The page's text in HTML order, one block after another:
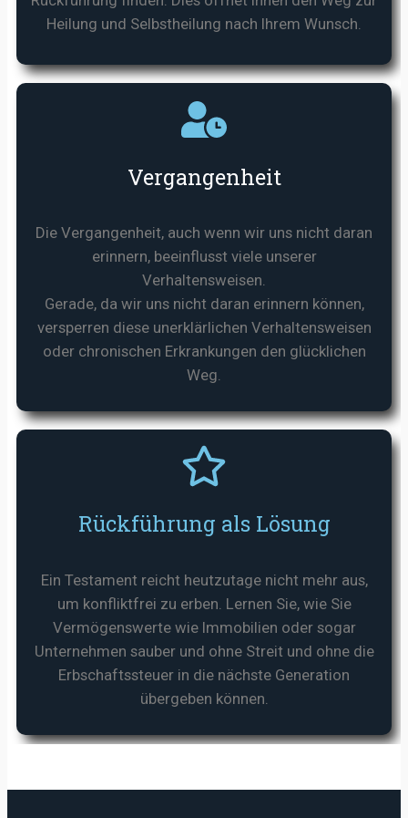
Heilung und Selbstheilung nach Ihrem Wunsch.
Vergangenheit
Die Vergangenheit, auch wenn wir uns nicht daran
erinnern, beeinflusst viele unserer
Verhaltensweisen.
Gerade, da wir uns nicht daran erinnern können,
versperren diese unerklärlichen Verhaltensweisen
oder chronischen Erkrankungen den glücklichen
Weg.
Rückführung als Lösung
Ein Testament reicht heutzutage nicht mehr aus,
um konfliktfrei zu erben. Lernen Sie, wie Sie
Vermögenswerte wie Immobilien oder sogar
Unternehmen sauber und ohne Streit und ohne die
Erbschaftssteuer in die nächste Generation
übergeben können.